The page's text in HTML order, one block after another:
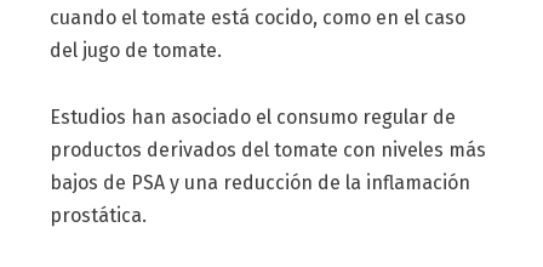
cuando el tomate está cocido, como en el caso
del jugo de tomate.
Estudios han asociado el consumo regular de
productos derivados del tomate con niveles más
bajos de PSA y una reducción de la inflamación
prostática.